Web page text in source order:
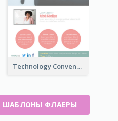
Technology Convention Information Flyer
ШАБЛОНЫ ФЛАЕРЫ